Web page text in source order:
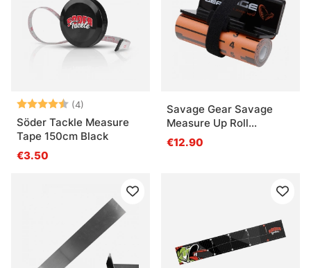
Note: (4)
Söder Tackle Measure
Tape 150cm Black
€3.50
Savage Gear Savage
Measure Up Roll
8x130cm
€12.90